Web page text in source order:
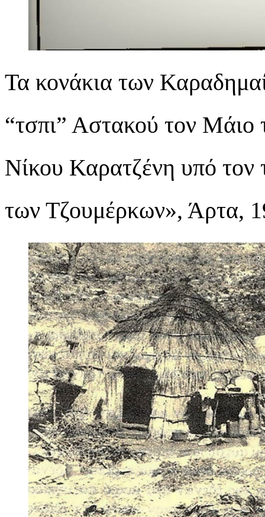
Τα κονάκια των
“τσπι” Αστακού τον
Νίκου Καρατζένη υπό τον
των Τζουμέρκων», Άρτα,